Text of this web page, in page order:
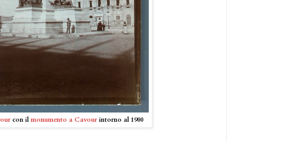
con il monumento a Cavourintorno al 1900